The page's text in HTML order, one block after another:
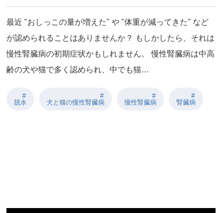
最近 "おしっこの量が増えた" や "体重が減ってきた" など
が認められることはありませんか？ もしかしたら、それは
慢性腎臓病の初期症状かもしれません。 慢性腎臓病は中高
齢の犬や猫で多く認められ、中でも猫…
脱水 犬と猫の慢性腎臓病 慢性腎臓病 腎臓病